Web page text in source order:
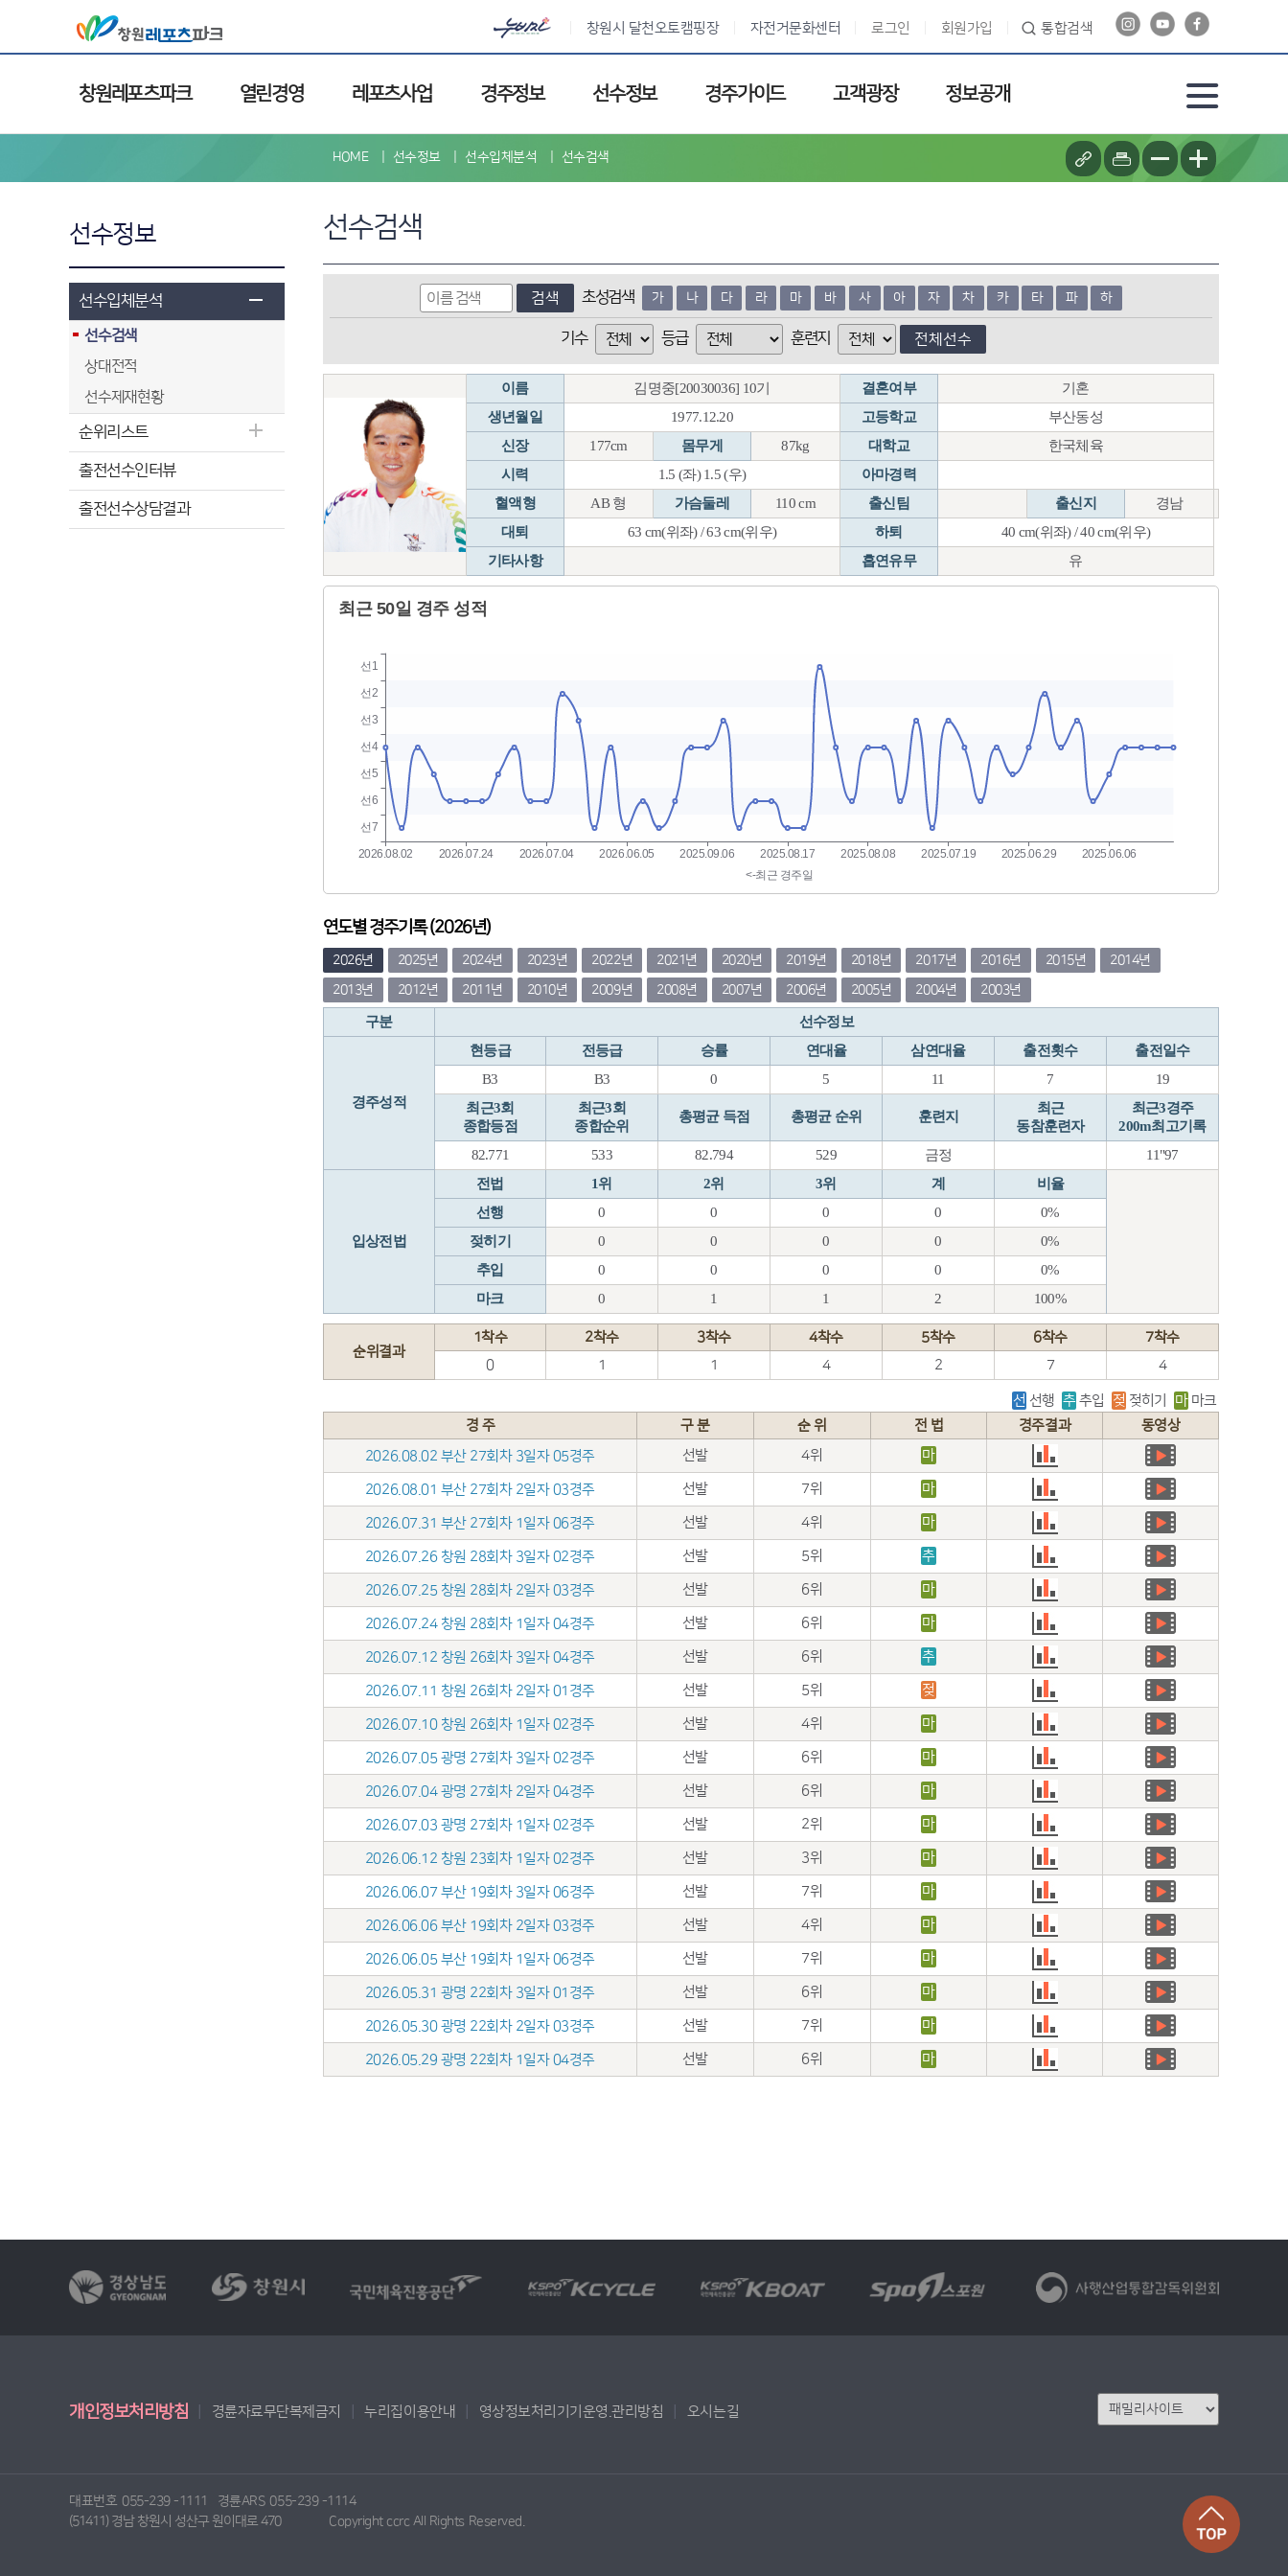
창원시 달천오토캠핑장 자전거문화센터 로그인 회원가입 통합검색
창원레포츠파크 열린경영 레포츠사업 경주정보 선수정보 경주가이드 고객광장 정보공개
선수정보
선수입체분석
선수검색
상대전적
선수제재현황
순위리스트
출전선수인터뷰
출전선수상담결과
HOME 선수정보 선수입체분석 선수검색
선수검색
검색 초성검색 가 나 다 라 마 바 사 아 자 차 카 타 파 하
기수 등급 훈련지 전체선수
이름 김명중[20030036] 10기 결혼여부
기혼
생년월일
1977.12.20 고등학교
부산동성
신장
177cm 몸무게 87kg 대학교
한국체육
시력
1.5 (좌) 1.5 (우)
아마경력
혈액형
AB 형 가슴둘레 110 cm 출신팀 출신지
경남
대퇴
63 cm(위좌) / 63 cm(위우) 하퇴
40 cm(위좌) / 40 cm(위우)
기타사항
흡연유무 유
연도별 경주기록 (2026년)
2026년 2025년 2024년 2023년 2022년 2021년 2020년 2019년 2018년 2017년 2016년 2015년
2014년
2013년
2012년 2011년 2010년 2009년 2008년 2007년 2006년 2005년 2004년 2003년
구분 선수정보
경주성적
현등급 전등급 승률 연대율 삼연대율 출전횟수
출전일수
B3
B3 0 5 11 7
19
최근3회
종합등점
최근3회
종합순위
총평균 득점 총평균 순위 훈련지
최근
동참훈련자
최근3경주
200m최고기록
82.771
533 82.794 529 금정 11"97
입상전법
전법 1위 2위 3위 계
비율
선행
0 0 0 0
0%
젖히기
0 0 0 0
0%
추입
0 0 0 0
0%
마크
0 1 1 2 100%
순위결과
1착수 2착수 3착수 4착수 5착수 6착수
7착수
0
1 1 4 2 7 4
선 선행 추 추입 젖 젖히기 마 마크
경 주
구 분 순 위 전 법 경주결과
동영상
2026.08.02 부산 27회차 3일자 05경주
선발 4위 마
2026.08.01 부산 27회차 2일자 03경주 선발 7위 마
2026.07.31 부산 27회차 1일자 06경주 선발 4위 마
2026.07.26 창원 28회차 3일자 02경주 선발 5위 추
2026.07.25 창원 28회차 2일자 03경주 선발 6위 마
2026.07.24 창원 28회차 1일자 04경주 선발 6위 마
2026.07.12 창원 26회차 3일자 04경주 선발 6위 추
2026.07.11 창원 26회차 2일자 01경주 선발 5위 젖
2026.07.10 창원 26회차 1일자 02경주 선발 4위 마
2026.07.05 광명 27회차 3일자 02경주 선발 6위 마
2026.07.04 광명 27회차 2일자 04경주 선발 6위 마
2026.07.03 광명 27회차 1일자 02경주 선발 2위 마
2026.06.12 창원 23회차 1일자 02경주 선발 3위 마
2026.06.07 부산 19회차 3일자 06경주 선발 7위 마
2026.06.06 부산 19회차 2일자 03경주 선발 4위 마
2026.06.05 부산 19회차 1일자 06경주 선발 7위 마
2026.05.31 광명 22회차 3일자 01경주 선발 6위 마
2026.05.30 광명 22회차 2일자 03경주 선발 7위 마
2026.05.29 광명 22회차 1일자 04경주 선발 6위 마
개인정보처리방침 경륜자료무단복제금지 누리집이용안내 영상정보처리기기운영.관리방침 오시는길
대표번호 055-239 -1111 경륜ARS 055-239 -1114
(51411) 경남 창원시 성산구 원이대로 470
Copyright ccrc All Rights Reserved.